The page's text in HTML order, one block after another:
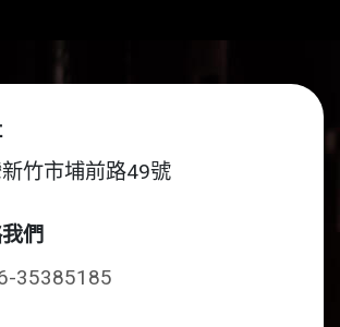
竹市埔前路49號
們
35385185